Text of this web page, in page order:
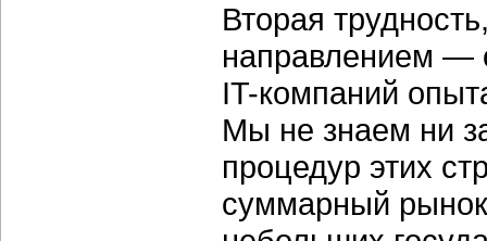
Вторая
направлением —
IT-компаний
Мы не знаем ни
процедур этих
суммарный рынок